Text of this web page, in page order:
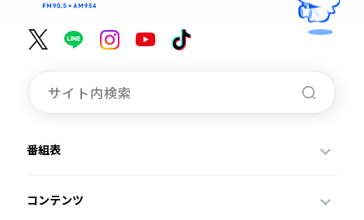
番組表
コンテンツ